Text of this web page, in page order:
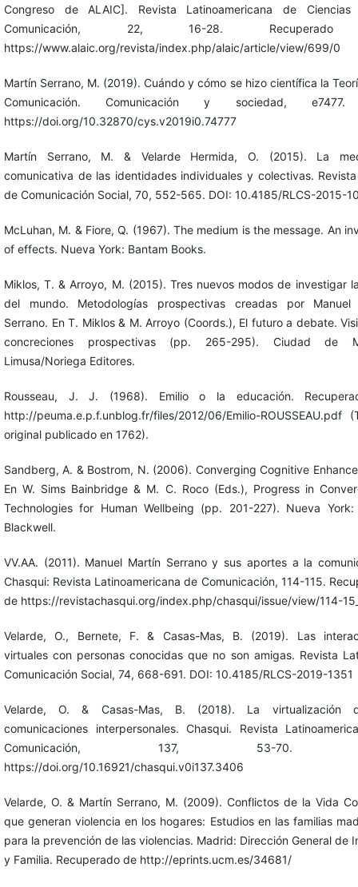
Congreso de ALAIC]. Revista Latinoamericana de
Comunicación, 22, 16-28.
https://www.alaic.org/revista/index.php/alaic/article/view/699/0
Martín Serrano, M. (2019). Cuándo y cómo se hizo científica la
Comunicación. Comunicación y sociedad,
https://doi.org/10.32870/cys.v2019i0.74777
Martín Serrano, M. & Velarde Hermida, O. (2015). La
comunicativa de las identidades individuales y colectivas.
de Comunicación Social, 70, 552-565. DOI: 10.4185/RLCS-2015-
McLuhan, M. & Fiore, Q. (1967). The medium is the message. An
of effects. Nueva York: Bantam Books.
Miklos, T. & Arroyo, M. (2015). Tres nuevos modos de investigar
del mundo. Metodologías prospectivas creadas por Manuel
Serrano. En T. Miklos & M. Arroyo (Coords.), El futuro a debate.
concreciones prospectivas (pp. 265-295). Ciudad de
Limusa/Noriega Editores.
Rousseau, J. J. (1968). Emilio o la educación.
http://peuma.e.p.f.unblog.fr/files/2012/06/Emilio-ROUSSEAU.pdf
original publicado en 1762).
Sandberg, A. & Bostrom, N. (2006). Converging Cognitive
En W. Sims Bainbridge & M. C. Roco (Eds.), Progress in
Technologies for Human Wellbeing (pp. 201-227). Nueva York:
Blackwell.
VV.AA. (2011). Manuel Martín Serrano y sus aportes a la
Chasqui: Revista Latinoamericana de Comunicación, 114-115.
de https://revistachasqui.org/index.php/chasqui/issue/view/114-
Velarde, O., Bernete, F. & Casas-Mas, B. (2019). Las
virtuales con personas conocidas que no son amigas. Revista
Comunicación Social, 74, 668-691. DOI: 10.4185/RLCS-2019-1351
Velarde, O. & Casas-Mas, B. (2018). La virtualización
comunicaciones interpersonales. Chasqui. Revista
Comunicación, 137, 53-70.
https://doi.org/10.16921/chasqui.v0i137.3406
Velarde, O. & Martín Serrano, M. (2009). Conflictos de la Vida
que generan violencia en los hogares: Estudios en las familias
para la prevención de las violencias. Madrid: Dirección General de
y Familia. Recuperado de http://eprints.ucm.es/34681/